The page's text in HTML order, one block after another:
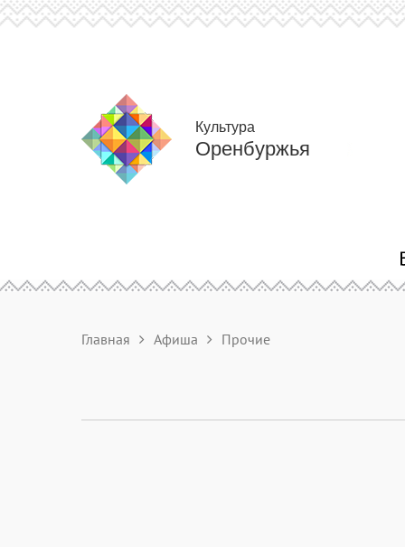
Культура
Оренбуржья
Главная Афиша Прочие